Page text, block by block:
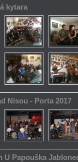
kytara
Nisou - Porta 2017
U Papouška